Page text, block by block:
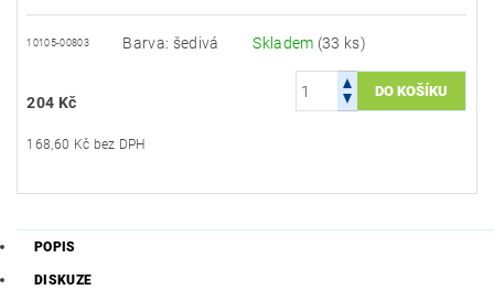
10105-00803 Barva: šedivá Skladem (33 ks)
204 Kč
168,60 Kč bez DPH
POPIS
DISKUZE